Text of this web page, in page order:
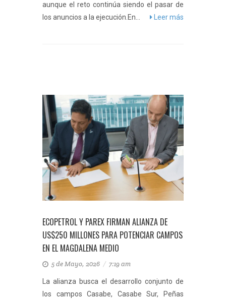
aunque el reto continúa siendo el pasar de
los anuncios a la ejecución.En...
Leer más
ECOPETROL Y PAREX FIRMAN ALIANZA DE
US$250 MILLONES PARA POTENCIAR CAMPOS
EN EL MAGDALENA MEDIO
5 de Mayo, 2026 / 7:19 am
La alianza busca el desarrollo conjunto de
los campos Casabe, Casabe Sur, Peñas